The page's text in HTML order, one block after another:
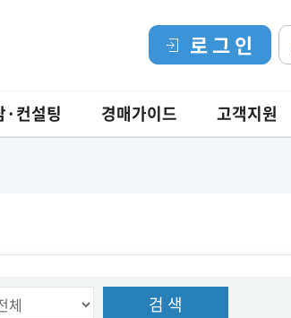
로 그 인
·컨설팅 경매가이드 고객지원
검 색